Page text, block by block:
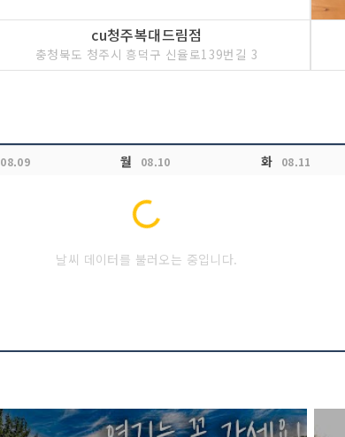
cu청주복대드림점
충청북도 청주시 흥덕구 신율로139번길 3
08.09 월 08.10 화 08.11
Loading...
날씨 데이터를 불러오는 중입니다.